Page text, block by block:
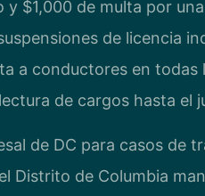
y $1,000 de multa por
de licencia
a conductores en todas
de cargos hasta el
de DC para casos de
Distrito de Columbia